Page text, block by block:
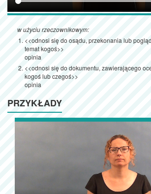
w użyciu rzeczownikowym:
<<odnosi się do osądu, przekonania lub
temat kogoś>>
opinia
<<odnosi się do dokumentu, zawierającego
kogoś lub czegoś>>
opinia
PRZYKŁADY